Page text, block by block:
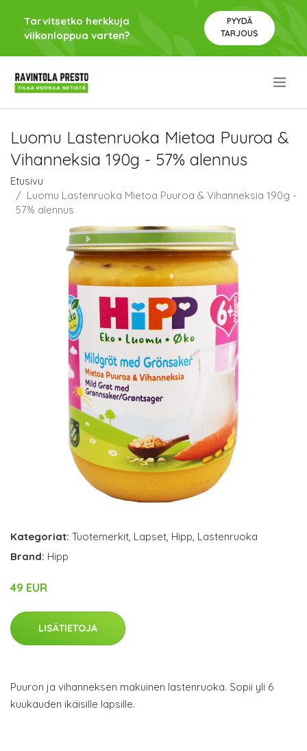
Tarvitsetko herkkuja
viikonloppua varten?
PYYDÄ
TARJOUS
Luomu Lastenruoka Mietoa Puuroa &
Vihanneksia 190g - 57% alennus
Etusivu
Luomu Lastenruoka Mietoa Puuroa & Vihanneksia 190g -
57% alennus
Kategoriat: Tuotemerkit, Lapset, Hipp, Lastenruoka
Brand: Hipp
49 EUR
LISÄTIETOJA
Puuron ja vihanneksen makuinen lastenruoka. Sopii yli 6
kuukauden ikäisille lapsille.